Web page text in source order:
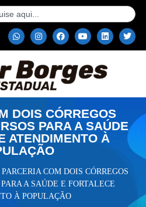
DOIS CÓRREGOS
PARA A SAÚDE
ATENDIMENTO À
PARCERIA COM DOIS CÓRREGOS
A SAÚDE E FORTALECE
À POPULAÇÃO